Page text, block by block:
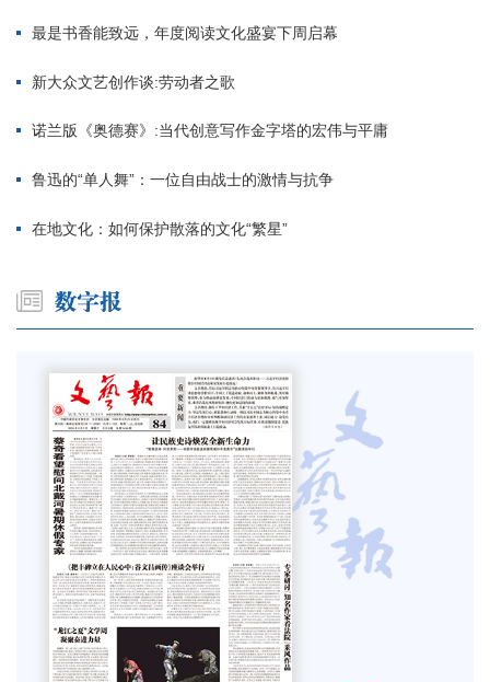
最是书香能致远，年度阅读文化盛宴下周启幕
新大众文艺创作谈:劳动者之歌
诺兰版《奥德赛》:当代创意写作金字塔的宏伟与平庸
鲁迅的“单人舞”：一位自由战士的激情与抗争
在地文化：如何保护散落的文化“繁星”